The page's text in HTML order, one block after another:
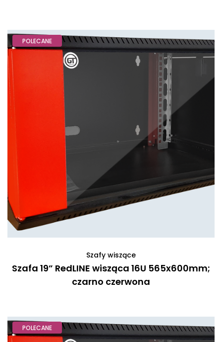
POLECANE
Szafy wiszące
Szafa 19” RedLINE wisząca 16U 565x600mm;
czarno czerwona
POLECANE